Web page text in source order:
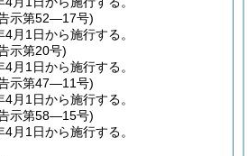
示第52―17号)
月1日から施行する。
示第20号)
月1日から施行する。
示第47―11号)
月1日から施行する。
示第58―15号)
月1日から施行する。